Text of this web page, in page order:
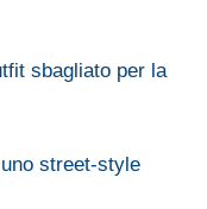
sbagliato per la
street-style